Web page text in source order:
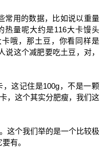
常用的数据，比如说以重量
热量呢大约是116大卡馒头
哦，那土豆，你看同样是
说这个减肥要吃土豆，对，
这记住是100g，不是一颗
，这个其实分肥瘦，我们这
这个我们举的是一个比较极
有。